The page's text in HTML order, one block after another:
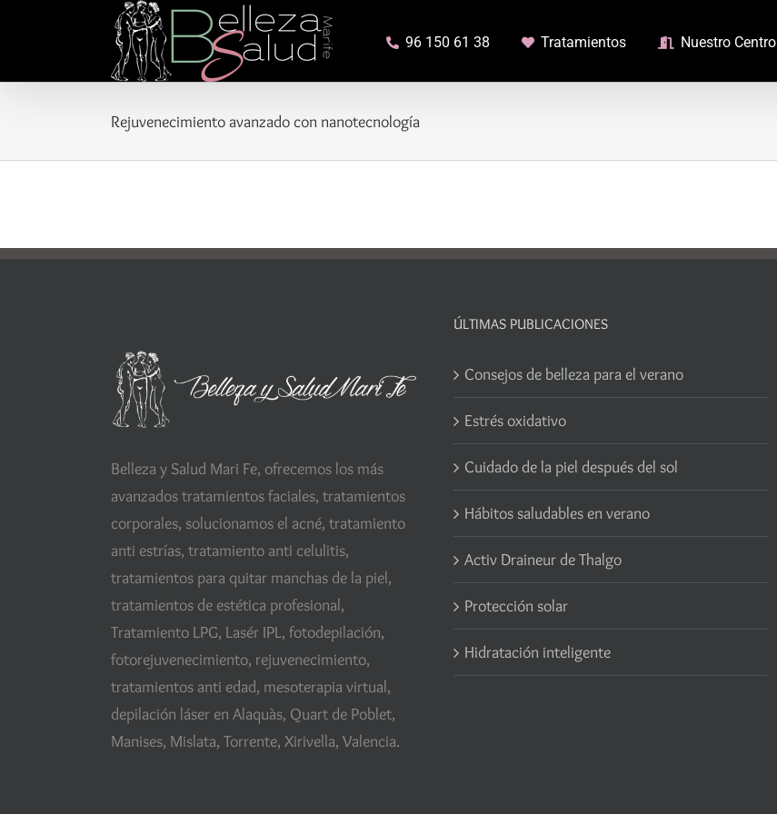
96 150 61 38 Tratamientos Nuestro Centro
Rejuvenecimiento avanzado con nanotecnología
Belleza y Salud Mari Fe, ofrecemos los más
avanzados tratamientos faciales, tratamientos
corporales, solucionamos el acné, tratamiento
anti estrías, tratamiento anti celulitis,
tratamientos para quitar manchas de la piel,
tratamientos de estética profesional,
Tratamiento LPG, Lasér IPL, fotodepilación,
fotorejuvenecimiento, rejuvenecimiento,
tratamientos anti edad, mesoterapia virtual,
depilación láser en Alaquàs, Quart de Poblet,
Manises, Mislata, Torrente, Xirivella, Valencia.
ÚLTIMAS PUBLICACIONES
Consejos de belleza para el verano
Estrés oxidativo
Cuidado de la piel después del sol
Hábitos saludables en verano
Activ Draineur de Thalgo
Protección solar
Hidratación inteligente